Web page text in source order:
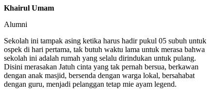
Khairul Umam
Alumni
Sekolah ini tampak asing ketika harus hadir pukul 05 subuh untuk
ospek di hari pertama, tak butuh waktu lama untuk merasa bahwa
sekolah ini adalah rumah yang selalu dirindukan untuk pulang.
Disini merasakan Jatuh cinta yang tak pernah bersua, berkawan
dengan anak masjid, bersenda dengan warga lokal, bersahabat
dengan guru, menjadi pelanggan tetap mie ayam legend.